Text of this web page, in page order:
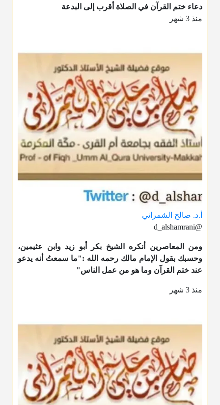
دعاء ختم القرآن في الصلاة أقرب إلى البدعة
منذ 3 شهر
أ.د. صالح الشمراني
@d_alshamrani
ومن المعاصرين أنكره الشيخ بكر أبو زيد وابن عثيمين،
وحسبك بقول الإمام مالك رحمه الله :"ما سمعتُ أنه يدعو
عند ختم القرآن وما هو من عمل الناس"
منذ 3 شهر